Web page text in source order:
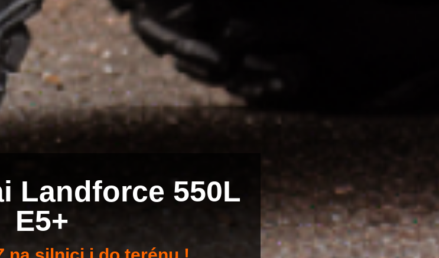
Landforce 550L
E5+